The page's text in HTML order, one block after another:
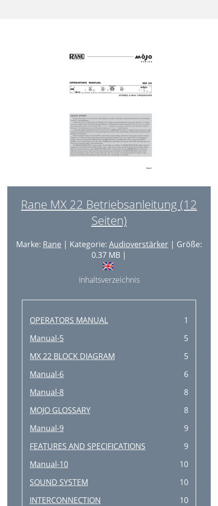
Rane MX 22 Betriebsanleitung (12
Seiten)
Marke: Rane | Kategorie: Audioverstärker | Größe:
0.37 MB |
Inhaltsverzeichnis
OPERATORS MANUAL
1
Manual-5
5
MX 22 BLOCK DIAGRAM
5
Manual-6
6
Manual-8
8
MOJO GLOSSARY
8
Manual-9
9
FEATURES AND SPECIFICATIONS
9
Manual-10
10
SOUND SYSTEM
10
INTERCONNECTION
10